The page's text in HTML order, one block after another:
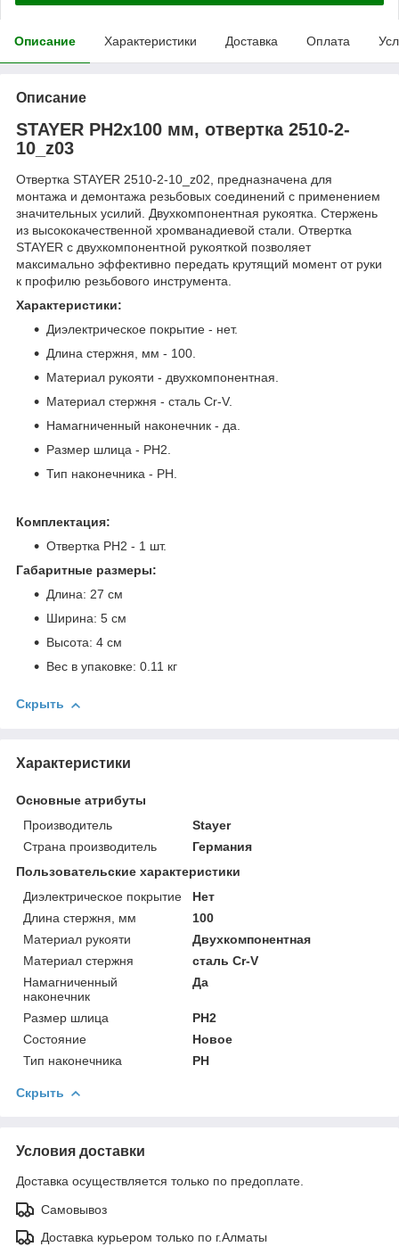
Описание Характеристики Доставка Оплата
Описание
STAYER PH2x100 мм, отвертка 2510-2-
10_z03
Отвертка STAYER 2510-2-10_z02, предназначена для
монтажа и демонтажа резьбовых соединений с применением
значительных усилий. Двухкомпонентная рукоятка. Стержень
из высококачественной хромванадиевой стали. Отвертка
STAYER с двухкомпонентной рукояткой позволяет
максимально эффективно передать крутящий момент от руки
к профилю резьбового инструмента.
Характеристики:
Диэлектрическое покрытие - нет.
Длина стержня, мм - 100.
Материал рукояти - двухкомпонентная.
Материал стержня - сталь Cr-V.
Намагниченный наконечник - да.
Размер шлица - PH2.
Тип наконечника - PH.
Комплектация:
Отвертка PH2 - 1 шт.
Габаритные размеры:
Длина: 27 см
Ширина: 5 см
Высота: 4 см
Вес в упаковке: 0.11 кг
Скрыть
Характеристики
Основные атрибуты
Производитель
Stayer
Страна производитель
Германия
Пользовательские характеристики
Диэлектрическое покрытие
Нет
Длина стержня, мм
100
Материал рукояти
Двухкомпонентная
Материал стержня
сталь Cr-V
Намагниченный
наконечник
Да
Размер шлица
PH2
Состояние
Новое
Тип наконечника
PH
Скрыть
Условия доставки
Доставка осуществляется только по предоплате.
Самовывоз
Доставка курьером только по г.Алматы